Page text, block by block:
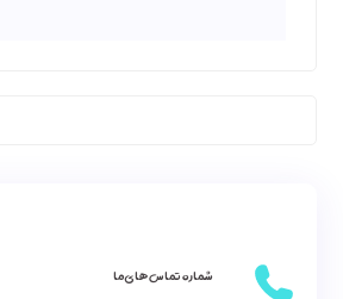
شماره تماس های ما